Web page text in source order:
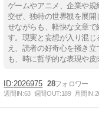
ゲームやアニメ、企業や
交ぜ、独特の世界観を展
せながらも、軽快な文章
す。現実と妄想が入り混
え、読者の好奇心を掻き
も、時に哲学的な表現や皮
2026975 28
週間IN:63 週間OUT:189 月間IN: